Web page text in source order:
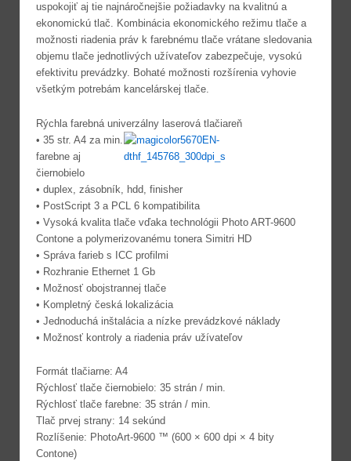
uspokojiť aj tie najnáročnejšie požiadavky na kvalitnú a
ekonomickú tlač. Kombinácia ekonomického režimu tlače a
možnosti riadenia práv k farebnému tlače vrátane sledovania
objemu tlače jednotlivých užívateľov zabezpečuje, vysokú
efektivitu prevádzky. Bohaté možnosti rozšírenia vyhovie
všetkým potrebám kancelárskej tlače.
Rýchla farebná univerzálny laserová tlačiareň
• 35 str. A4 za min.
farebne aj
čiernobielo
• duplex, zásobník, hdd, finisher
• PostScript 3 a PCL 6 kompatibilita
• Vysoká kvalita tlače vďaka technológii Photo ART-9600
Contone a polymerizovanému tonera Simitri HD
• Správa farieb s ICC profilmi
• Rozhranie Ethernet 1 Gb
• Možnosť obojstrannej tlače
• Kompletný česká lokalizácia
• Jednoduchá inštalácia a nízke prevádzkové náklady
• Možnosť kontroly a riadenia práv užívateľov
Formát tlačiarne: A4
Rýchlosť tlače čiernobielo: 35 strán / min.
Rýchlosť tlače farebne: 35 strán / min.
Tlač prvej strany: 14 sekúnd
Rozlíšenie: PhotoArt-9600 ™ (600 × 600 dpi × 4 bity
Contone)